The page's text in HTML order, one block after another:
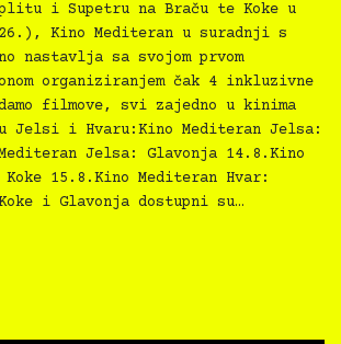
i Supetru na Braču te Koke u
Kino Mediteran u suradnji s
nastavlja sa svojom prvom
organiziranjem čak 4 inkluzivne
filmove, svi zajedno u kinima
Jelsi i Hvaru:Kino Mediteran Jelsa:
Jelsa: Glavonja 14.8.Kino
15.8.Kino Mediteran Hvar:
i Glavonja dostupni su…